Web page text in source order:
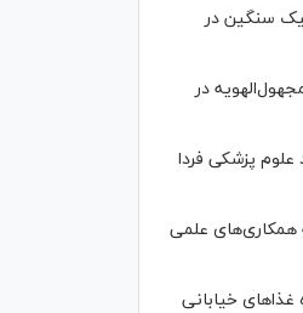
سنگین در
در
پزشکی فردا
همکاری‌های علمی
خیابانی